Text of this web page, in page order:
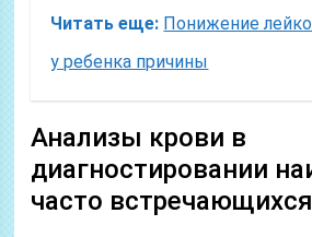
Читать еще: Понижение
у ребенка причины
Анализы крови в
диагностировании
часто